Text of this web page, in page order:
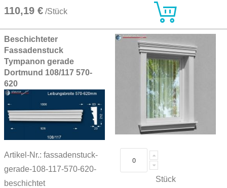
110,19 € /Stück
Beschichteter
Fassadenstuck
Tympanon gerade
Dortmund 108/117 570-
620
Artikel-Nr.: fassadenstuck-
gerade-108-117-570-620-
beschichtet
Stück